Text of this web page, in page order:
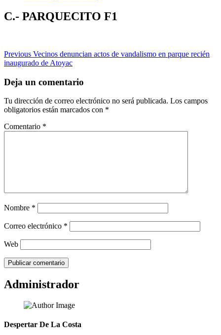
C.- PARQUECITO F1
Post
navigation
Previous Vecinos denuncian actos de vandalismo en parque recién
inaugurado de Atoyac
Deja un comentario
Tu dirección de correo electrónico no será publicada. Los campos
obligatorios están marcados con *
Comentario *
Nombre *
Correo electrónico *
Web
Administrador
Despertar De La Costa